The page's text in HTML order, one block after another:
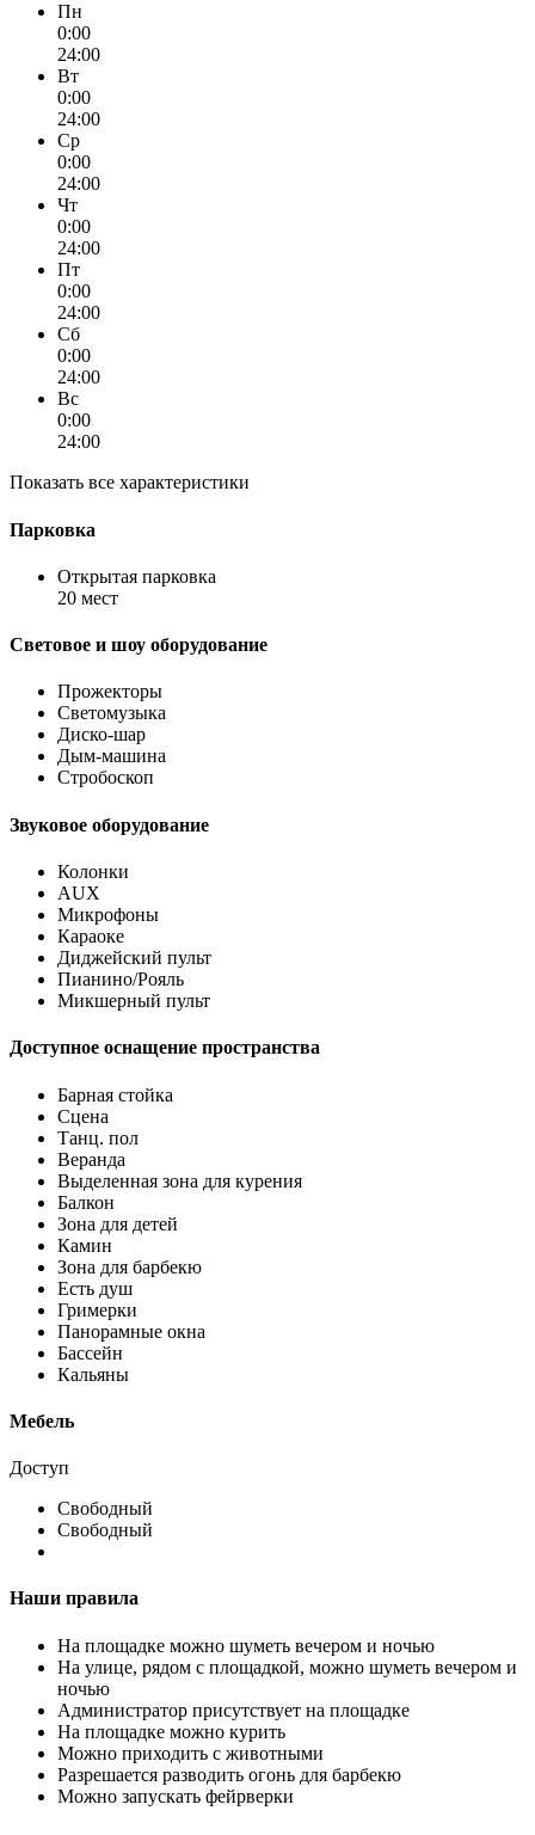
Пн
0:00
24:00
Вт
0:00
24:00
Ср
0:00
24:00
Чт
0:00
24:00
Пт
0:00
24:00
Сб
0:00
24:00
Вс
0:00
24:00
Показать все характеристики
Парковка
Открытая парковка
20 мест
Световое и шоу оборудование
Прожекторы
Светомузыка
Диско-шар
Дым-машина
Стробоскоп
Звуковое оборудование
Колонки
AUX
Микрофоны
Караоке
Диджейский пульт
Пианино/Рояль
Микшерный пульт
Доступное оснащение пространства
Барная стойка
Сцена
Танц. пол
Веранда
Выделенная зона для курения
Балкон
Зона для детей
Камин
Зона для барбекю
Есть душ
Гримерки
Панорамные окна
Бассейн
Кальяны
Мебель
Доступ
Свободный
Свободный
Наши правила
На площадке можно шуметь вечером и ночью
На улице, рядом с площадкой, можно шуметь вечером и
ночью
Администратор присутствует на площадке
На площадке можно курить
Можно приходить с животными
Разрешается разводить огонь для барбекю
Можно запускать фейрверки